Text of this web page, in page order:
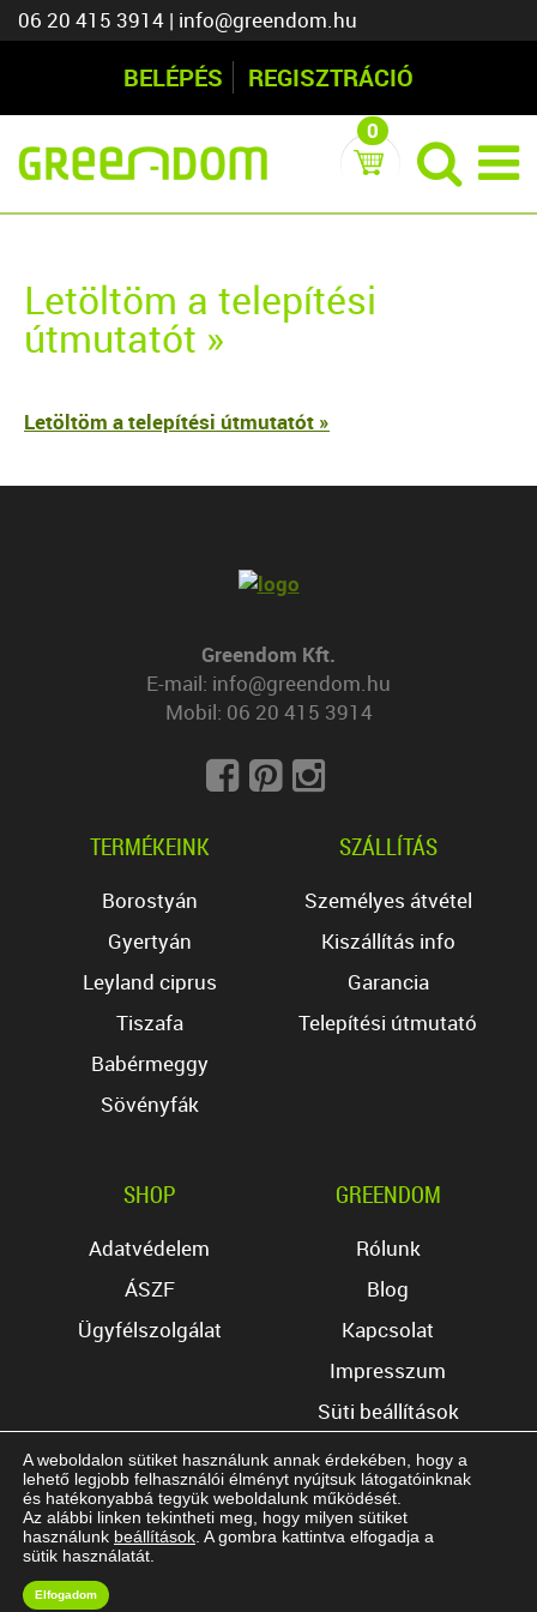
06 20 415 3914 | info@greendom.hu
BELÉPÉS REGISZTRÁCIÓ
0
Letöltöm a telepítési
útmutatót »
Letöltöm a telepítési útmutatót »
Greendom Kft.
E-mail: info@greendom.hu
Mobil: 06 20 415 3914
TERMÉKEINK
Borostyán
Gyertyán
Leyland ciprus
Tiszafa
Babérmeggy
Sövényfák
SZÁLLÍTÁS
Személyes átvétel
Kiszállítás info
Garancia
Telepítési útmutató
SHOP
Adatvédelem
ÁSZF
Ügyfélszolgálat
GREENDOM
Rólunk
Blog
Kapcsolat
Impresszum
Süti beállítások
Copyright © 2017 Greendom Kft. Minden jog
A weboldalon sütiket használunk annak érdekében, hogy a
lehető legjobb felhasználói élményt nyújtsuk látogatóinknak
és hatékonyabbá tegyük weboldalunk működését.
Az alábbi linken tekintheti meg, hogy milyen sütiket
használunk beállítások . A gombra kattintva elfogadja a
sütik használatát.
Elfogadom